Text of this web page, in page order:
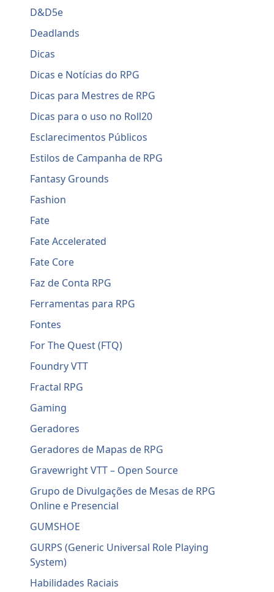
D&D5e
Deadlands
Dicas
Dicas e Notícias do RPG
Dicas para Mestres de RPG
Dicas para o uso no Roll20
Esclarecimentos Públicos
Estilos de Campanha de RPG
Fantasy Grounds
Fashion
Fate
Fate Accelerated
Fate Core
Faz de Conta RPG
Ferramentas para RPG
Fontes
For The Quest (FTQ)
Foundry VTT
Fractal RPG
Gaming
Geradores
Geradores de Mapas de RPG
Gravewright VTT – Open Source
Grupo de Divulgações de Mesas de RPG
Online e Presencial
GUMSHOE
GURPS (Generic Universal Role Playing
System)
Habilidades Raciais